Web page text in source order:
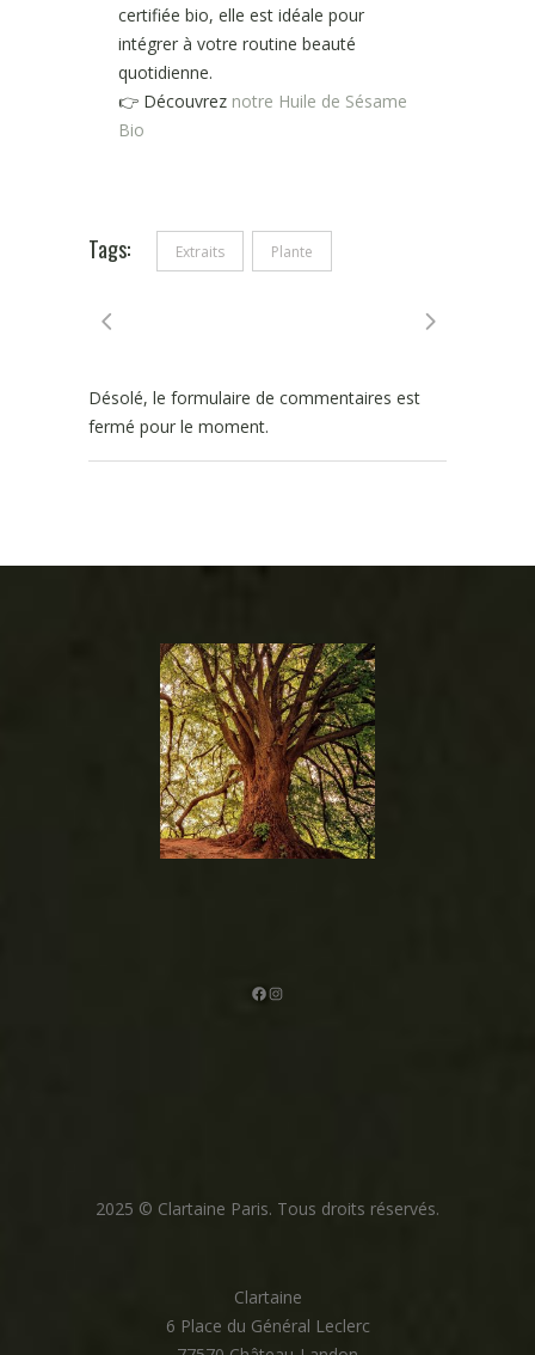
certifiée bio, elle est idéale pour
intégrer à votre routine beauté
quotidienne.
👉 Découvrez notre Huile de Sésame
Bio
Tags: Extraits Plante
Désolé, le formulaire de commentaires est
fermé pour le moment.
Facebook
Instagram
2025 © Clartaine Paris. Tous droits réservés.
Clartaine
6 Place du Général Leclerc